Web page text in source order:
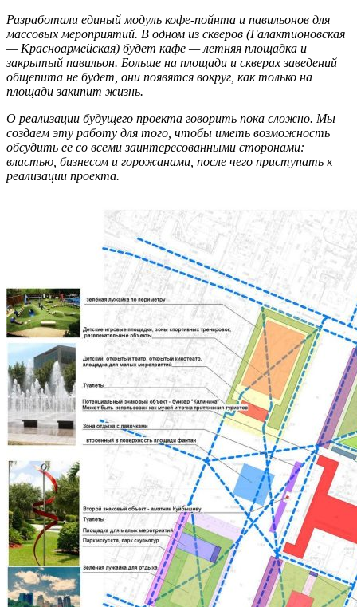
Разработали единый модуль кофе-пойнта и павильонов для
массовых мероприятий. В одном из скверов (Галактионовская
— Красноармейская) будет кафе — летняя площадка и
закрытый павильон. Больше на площади и скверах заведений
общепита не будет, они появятся вокруг, как только на
площади закипит жизнь.
О реализации будущего проекта говорить пока сложно. Мы
создаем эту работу для того, чтобы иметь возможность
обсудить ее со всеми заинтересованными сторонами:
властью, бизнесом и горожанами, после чего приступать к
реализации проекта.